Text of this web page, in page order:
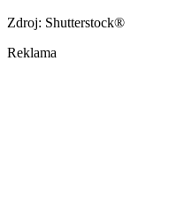
Zdroj: Shutterstock®
Reklama